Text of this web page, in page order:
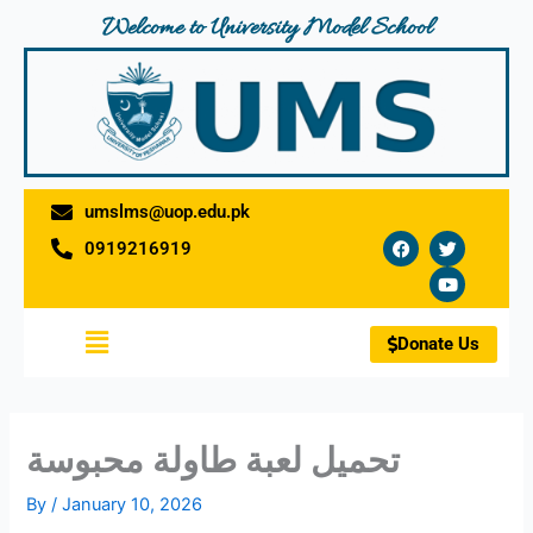
Welcome to University Model School
umslms@uop.edu.pk
0919216919
F
a
c
b
o
o
k
T
w
i
t
t
e
r
Y
o
u
t
u
b
e
Menu Donate Us
تحميل لعبة طاولة محبوسة
By/January 10, 2026